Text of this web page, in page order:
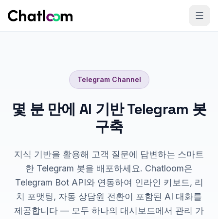
TelegramChannel
몇 분 만에 AI 기반 Telegram 봇
구축
지식 기반을 활용해 고객 질문에 답변하는 스마트
한 Telegram 봇을 배포하세요. Chatloom은
Telegram Bot API와 연동하여 인라인 키보드, 리
치 포맷팅, 자동 상담원 전환이 포함된 AI 대화를
제공합니다 — 모두 하나의 대시보드에서 관리 가